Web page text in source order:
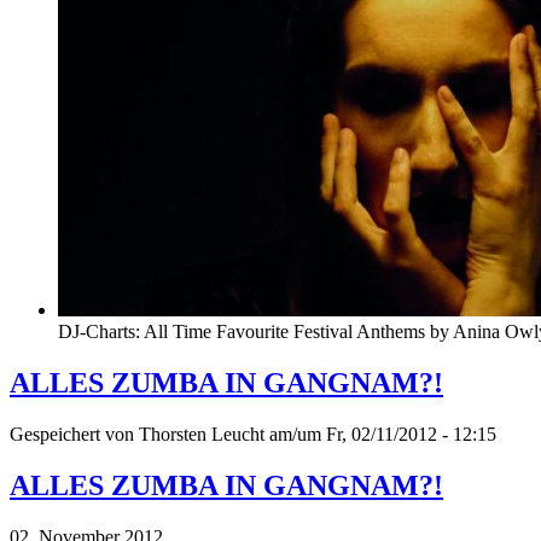
DJ-Charts: All Time Favourite Festival Anthems by Anina
ALLES ZUMBA IN GANGNAM?!
Gespeichert von Thorsten Leucht am/um Fr, 02/11/2012 - 12:15
ALLES ZUMBA IN GANGNAM?!
02. November 2012